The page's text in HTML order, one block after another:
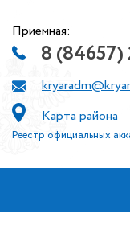
Приемная:
8 (84657)
Карта района
Реестр официальных